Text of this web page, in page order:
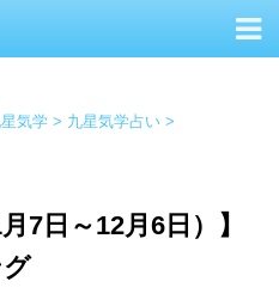
気学 > 九星気学占い >
7日～12月6日）】